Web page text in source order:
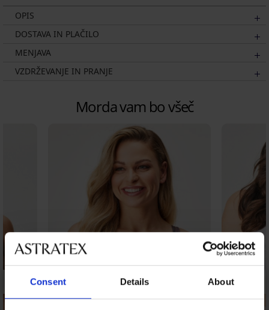
Consent Details About
OPIS
DOSTAVA IN PLAČILO
MENJAVA
VZDRŽEVANJE IN PRANJE
Morda vam bo všeč